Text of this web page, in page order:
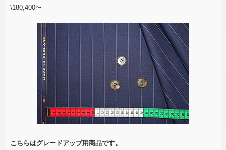
\180,400〜
こちらはグレードアップ用商品です。